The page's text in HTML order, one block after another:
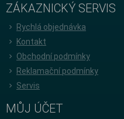
ZÁKAZNICKÝ SERVIS
Rychlá objednávka
Kontakt
Obchodní podmínky
Reklamační podmínky
Servis
MŮJ ÚČET